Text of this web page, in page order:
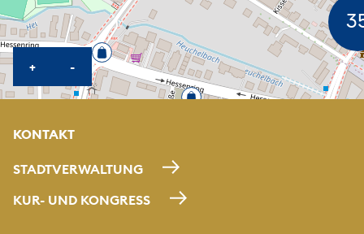
+KARTE HEREINZOOMEN
-KARTE HERAUSZOOMEN
KONTAKT
STADTVERWALTUNG
KUR- UND KONGRESS